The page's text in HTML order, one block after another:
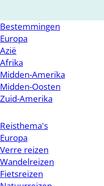
Bestemmingen
Europa
Azië
Afrika
Midden-Amerika
Midden-Oosten
Zuid-Amerika
Reisthema's
Europa
Verre reizen
Wandelreizen
Fietsreizen